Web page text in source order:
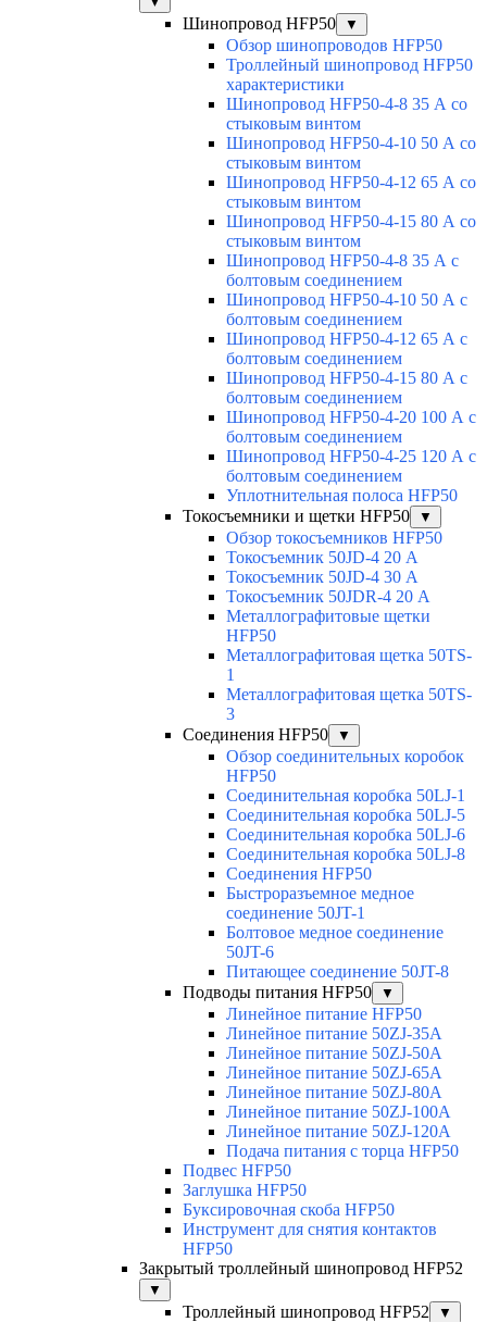
Шинопровод HFP50 ▼
Обзор шинопроводов HFP50
Троллейный шинопровод HFP50
характеристики
Шинопровод HFP50-4-8 35 А со
стыковым винтом
Шинопровод HFP50-4-10 50 А со
стыковым винтом
Шинопровод HFP50-4-12 65 А со
стыковым винтом
Шинопровод HFP50-4-15 80 А со
стыковым винтом
Шинопровод HFP50-4-8 35 А с
болтовым соединением
Шинопровод HFP50-4-10 50 А с
болтовым соединением
Шинопровод HFP50-4-12 65 А с
болтовым соединением
Шинопровод HFP50-4-15 80 А с
болтовым соединением
Шинопровод HFP50-4-20 100 А с
болтовым соединением
Шинопровод HFP50-4-25 120 А с
болтовым соединением
Уплотнительная полоса HFP50
Токосъемники и щетки HFP50
▼
Обзор токосъемников HFP50
Токосъемник 50JD-4 20 А
Токосъемник 50JD-4 30 А
Токосъемник 50JDR-4 20 А
Металлографитовые щетки
HFP50
Металлографитовая щетка 50TS-
1
Металлографитовая щетка 50TS-
3
Соединения HFP50
▼
Обзор соединительных коробок
HFP50
Соединительная коробка 50LJ-1
Соединительная коробка 50LJ-5
Соединительная коробка 50LJ-6
Соединительная коробка 50LJ-8
Соединения HFP50
Быстроразъемное медное
соединение 50JT-1
Болтовое медное соединение
50JT-6
Питающее соединение 50JT-8
Подводы питания HFP50
▼
Линейное питание HFP50
Линейное питание 50ZJ-35A
Линейное питание 50ZJ-50A
Линейное питание 50ZJ-65A
Линейное питание 50ZJ-80A
Линейное питание 50ZJ-100A
Линейное питание 50ZJ-120A
Подача питания с торца HFP50
Подвес HFP50
Заглушка HFP50
Буксировочная скоба HFP50
Инструмент для снятия контактов
HFP50
Закрытый троллейный шинопровод HFP52
▼
Троллейный шинопровод HFP52 ▼